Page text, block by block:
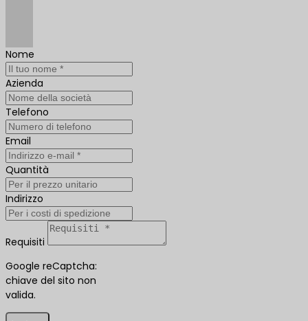
Nome
Azienda
Telefono
Email
Quantità
Indirizzo
Requisiti
Google reCaptcha:
chiave del sito non
valida.